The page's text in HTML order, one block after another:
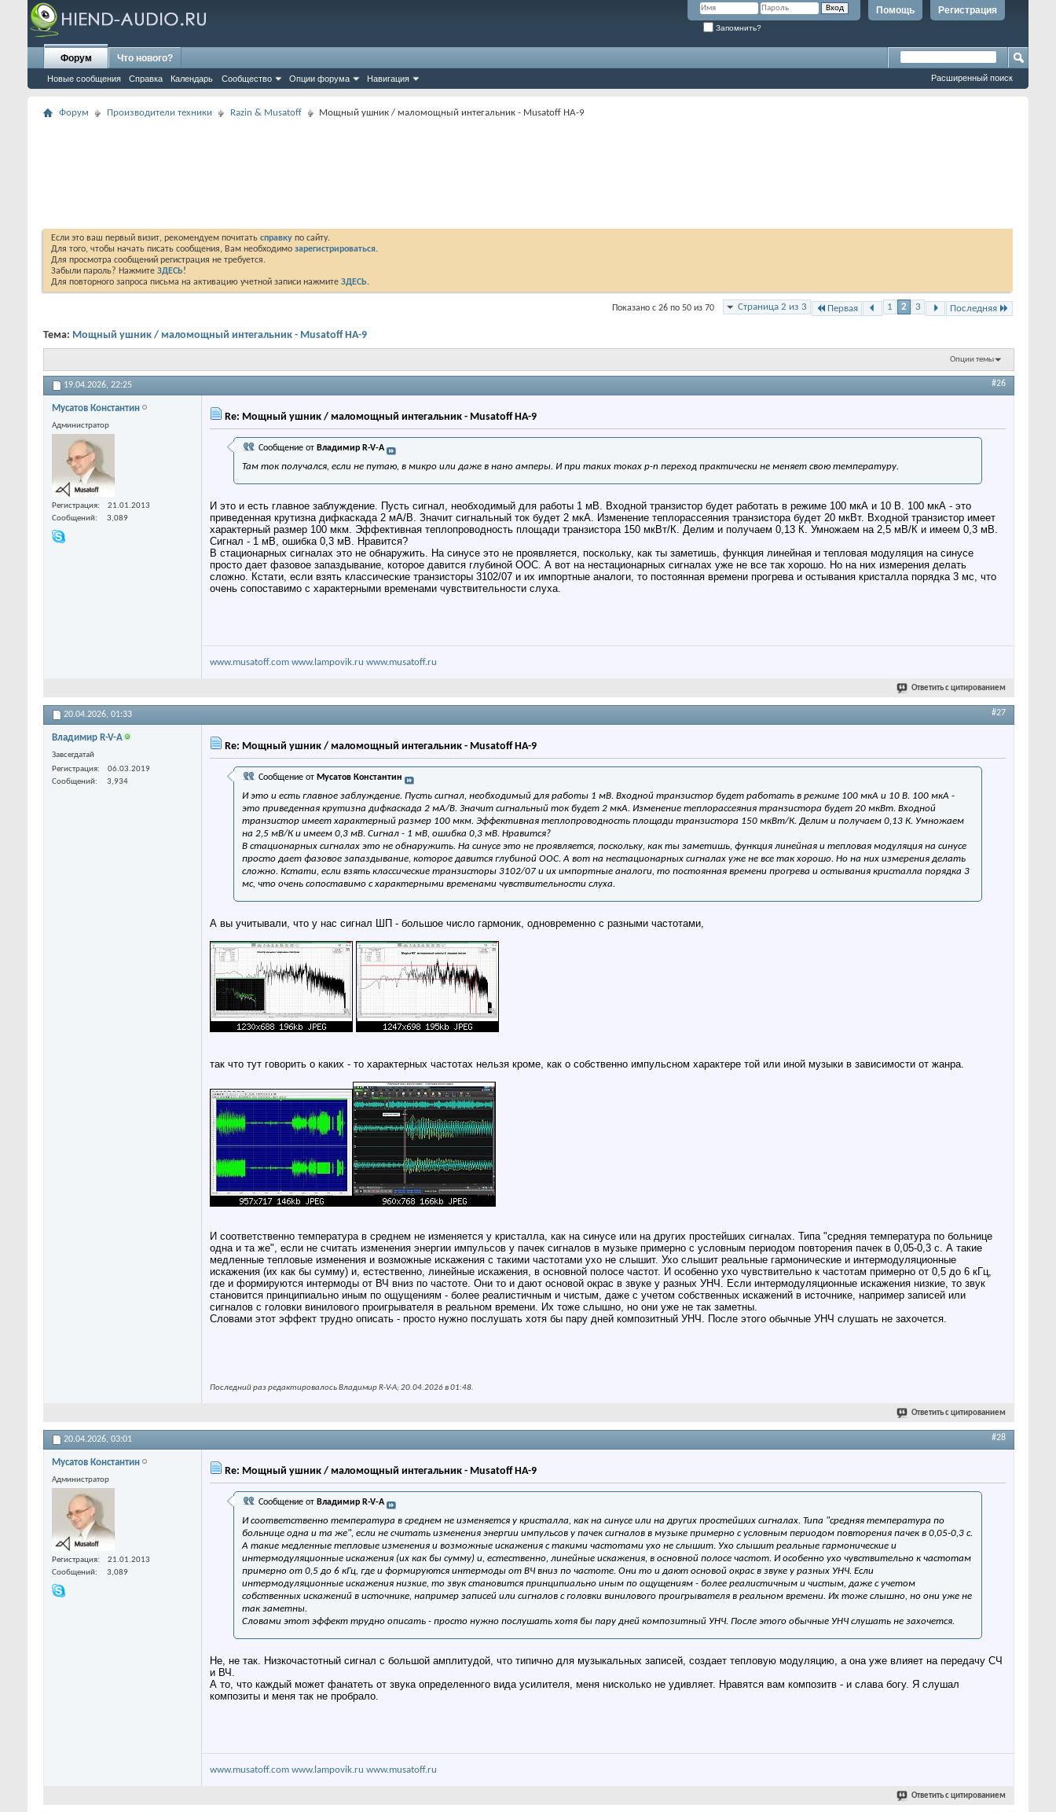
Регистрация
Помощь
Запомнить?
Форум
Новые сообщения Справка Календарь Сообщество Опции форума Навигация
Что нового?
Расширенный поиск
Форум Производители техники Razin & Musatoff Мощный ушник / маломощный интегальник - Musatoff HA-9
Если это ваш первый визит, рекомендуем почитать справку по сайту.
Для того, чтобы начать писать сообщения, Вам необходимо зарегистрироваться.
Для просмотра сообщений регистрация не требуется.
Забыли пароль? Нажмите ЗДЕСЬ!
Для повторного запроса письма на активацию учетной записи нажмите ЗДЕСЬ.
Страница 2 из 3 Первая 1 2 3 Последняя
Показано с 26 по 50 из 70
Тема: Мощный ушник / маломощный интегальник - Musatoff HA-9
Опции темы
19.04.2026, 22:25 #26
Мусатов Константин
Администратор
Регистрация
21.01.2013
Сообщений
3,089
Re: Мощный ушник / маломощный интегальник - Musatoff HA-9
Сообщение от Владимир R-V-A
Там ток получался, если не путаю, в микро или даже в нано амперы. И при таких токах p-n переход практически не меняет свою температуру.
И это и есть главное заблуждение. Пусть сигнал, необходимый для работы 1 мВ. Входной транзистор будет работать в режиме 100 мкА и 10 В. 100 мкА - это
приведенная крутизна дифкаскада 2 мА/В. Значит сигнальный ток будет 2 мкА. Изменение теплорассеяния транзистора будет 20 мкВт. Входной транзистор имеет
характерный размер 100 мкм. Эффективная теплопроводность площади транзистора 150 мкВт/К. Делим и получаем 0,13 К. Умножаем на 2,5 мВ/К и имеем 0,3 мВ.
Сигнал - 1 мВ, ошибка 0,3 мВ. Нравится?
В стационарных сигналах это не обнаружить. На синусе это не проявляется, поскольку, как ты заметишь, функция линейная и тепловая модуляция на синусе
просто дает фазовое запаздывание, которое давится глубиной ООС. А вот на нестационарных сигналах уже не все так хорошо. Но на них измерения делать
сложно. Кстати, если взять классические транзисторы 3102/07 и их импортные аналоги, то постоянная времени прогрева и остывания кристалла порядка 3 мс, что
очень сопоставимо с характерными временами чувствительности слуха.
www.musatoff.com www.lampovik.ru www.musatoff.ru
Ответить с цитированием
20.04.2026, 01:33 #27
Владимир R-V-A
Завсегдатай
Регистрация
06.03.2019
Сообщений
3,934
Re: Мощный ушник / маломощный интегальник - Musatoff HA-9
Сообщение от Мусатов Константин
И это и есть главное заблуждение. Пусть сигнал, необходимый для работы 1 мВ. Входной транзистор будет работать в режиме 100 мкА и 10 В. 100 мкА -
это приведенная крутизна дифкаскада 2 мА/В. Значит сигнальный ток будет 2 мкА. Изменение теплорассеяния транзистора будет 20 мкВт. Входной
транзистор имеет характерный размер 100 мкм. Эффективная теплопроводность площади транзистора 150 мкВт/К. Делим и получаем 0,13 К. Умножаем
на 2,5 мВ/К и имеем 0,3 мВ. Сигнал - 1 мВ, ошибка 0,3 мВ. Нравится?
В стационарных сигналах это не обнаружить. На синусе это не проявляется, поскольку, как ты заметишь, функция линейная и тепловая модуляция на синусе
просто дает фазовое запаздывание, которое давится глубиной ООС. А вот на нестационарных сигналах уже не все так хорошо. Но на них измерения делать
сложно. Кстати, если взять классические транзисторы 3102/07 и их импортные аналоги, то постоянная времени прогрева и остывания кристалла порядка 3
мс, что очень сопоставимо с характерными временами чувствительности слуха.
А вы учитывали, что у нас сигнал ШП - большое число гармоник, одновременно с разными частотами,
так что тут говорить о каких - то характерных частотах нельзя кроме, как о собственно импульсном характере той или иной музыки в зависимости от жанра.
И соответственно температура в среднем не изменяется у кристалла, как на синусе или на других простейших сигналах. Типа "средняя температура по больнице
одна и та же", если не считать изменения энергии импульсов у пачек сигналов в музыке примерно с условным периодом повторения пачек в 0,05-0,3 с. А такие
медленные тепловые изменения и возможные искажения с такими частотами ухо не слышит. Ухо слышит реальные гармонические и интермодуляционные
искажения (их как бы сумму) и, естественно, линейные искажения, в основной полосе частот. И особенно ухо чувствительно к частотам примерно от 0,5 до 6 кГц,
где и формируются интермоды от ВЧ вниз по частоте. Они то и дают основой окрас в звуке у разных УНЧ. Если интермодуляционные искажения низкие, то звук
становится принципиально иным по ощущениям - более реалистичным и чистым, даже с учетом собственных искажений в источнике, например записей или
сигналов с головки винилового проигрывателя в реальном времени. Их тоже слышно, но они уже не так заметны.
Словами этот эффект трудно описать - просто нужно послушать хотя бы пару дней композитный УНЧ. После этого обычные УНЧ слушать не захочется.
Последний раз редактировалось Владимир R-V-A; 20.04.2026 в01:48.
Ответить с цитированием
20.04.2026, 03:01 #28
Мусатов Константин
Администратор
Регистрация
21.01.2013
Сообщений
3,089
Re: Мощный ушник / маломощный интегальник - Musatoff HA-9
Сообщение от Владимир R-V-A
И соответственно температура в среднем не изменяется у кристалла, как на синусе или на других простейших сигналах. Типа "средняя температура по
больнице одна и та же", если не считать изменения энергии импульсов у пачек сигналов в музыке примерно с условным периодом повторения пачек в 0,05-0,3 с.
А такие медленные тепловые изменения и возможные искажения с такими частотами ухо не слышит. Ухо слышит реальные гармонические и
интермодуляционные искажения (их как бы сумму) и, естественно, линейные искажения, в основной полосе частот. И особенно ухо чувствительно к частотам
примерно от 0,5 до 6 кГц, где и формируются интермоды от ВЧ вниз по частоте. Они то и дают основой окрас в звуке у разных УНЧ. Если
интермодуляционные искажения низкие, то звук становится принципиально иным по ощущениям - более реалистичным и чистым, даже с учетом
собственных искажений в источнике, например записей или сигналов с головки винилового проигрывателя в реальном времени. Их тоже слышно, но они уже не
так заметны.
Словами этот эффект трудно описать - просто нужно послушать хотя бы пару дней композитный УНЧ. После этого обычные УНЧ слушать не захочется.
Не, не так. Низкочастотный сигнал с большой амплитудой, что типично для музыкальных записей, создает тепловую модуляцию, а она уже влияет на передачу СЧ
и ВЧ.
А то, что каждый может фанатеть от звука определенного вида усилителя, меня нисколько не удивляет. Нравятся вам композитв - и слава богу. Я слушал
композиты и меня так не пробрало.
www.musatoff.com www.lampovik.ru www.musatoff.ru
Ответить с цитированием